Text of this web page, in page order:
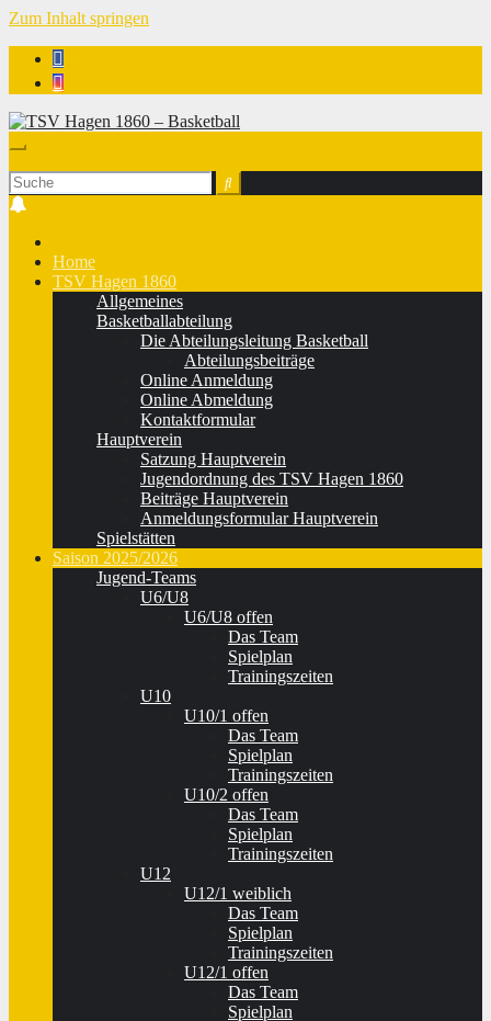
Zum Inhalt springen
Home
TSV Hagen 1860
Allgemeines
Basketballabteilung
Die Abteilungsleitung Basketball
Abteilungsbeiträge
Online Anmeldung
Online Abmeldung
Kontaktformular
Hauptverein
Satzung Hauptverein
Jugendordnung des TSV Hagen 1860
Beiträge Hauptverein
Anmeldungsformular Hauptverein
Spielstätten
Saison 2025/2026
Jugend-Teams
U6/U8
U6/U8 offen
Das Team
Spielplan
Trainingszeiten
U10
U10/1 offen
Das Team
Spielplan
Trainingszeiten
U10/2 offen
Das Team
Spielplan
Trainingszeiten
U12
U12/1 weiblich
Das Team
Spielplan
Trainingszeiten
U12/1 offen
Das Team
Spielplan